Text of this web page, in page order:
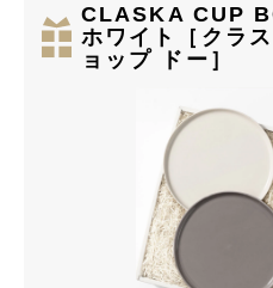
CLASKA CUP
ホワイト［クラ
ョップ ドー］